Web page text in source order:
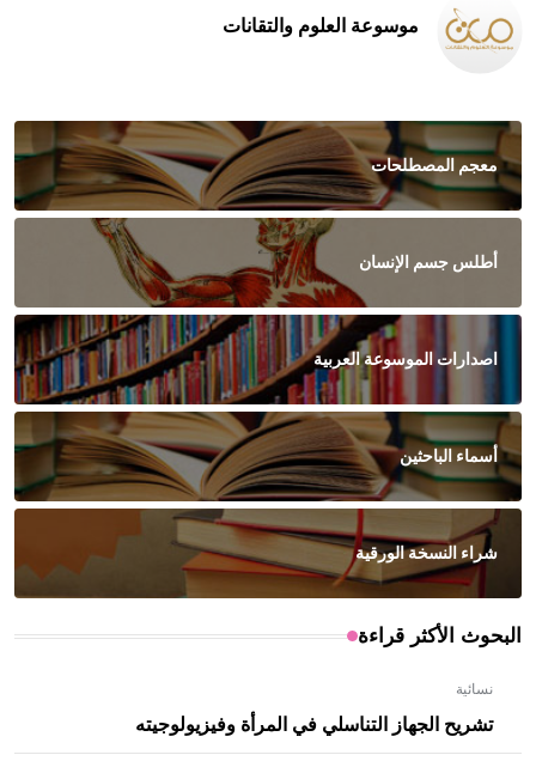
موسوعة العلوم والتقانات
معجم المصطلحات
أطلس جسم الإنسان
اصدارات الموسوعة العربية
أسماء الباحثين
شراء النسخة الورقية
البحوث الأكثر قراءة
نسائية
تشريح الجهاز التناسلي في المرأة وفيزيولوجيته